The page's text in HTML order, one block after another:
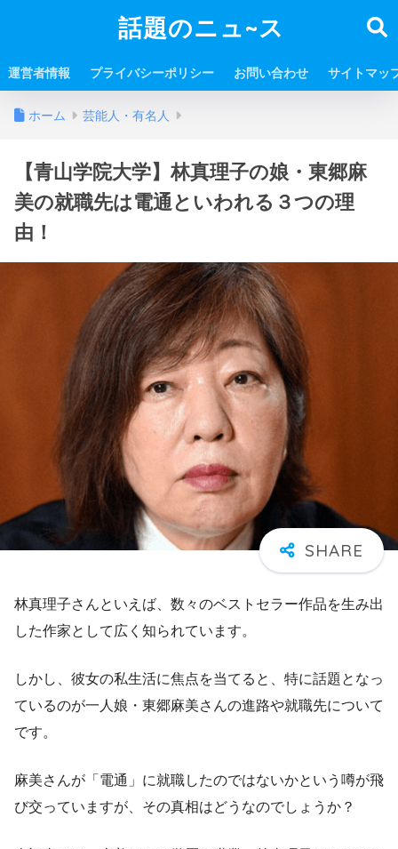
話題のニュ~ス
運営者情報 プライバシーポリシー お問い合わせ サイトマッ
ホーム 芸能人・有名人
【青山学院大学】林真理子の娘・東郷麻
美の就職先は電通といわれる３つの理
由！
林真理子さんといえば、数々のベストセラー作品を生み出
した作家として広く知られています。
しかし、彼女の私生活に焦点を当てると、特に話題となっ
ているのが一人娘・東郷麻美さんの進路や就職先について
です。
麻美さんが「電通」に就職したのではないかという噂が飛
び交っていますが、その真相はどうなのでしょうか？